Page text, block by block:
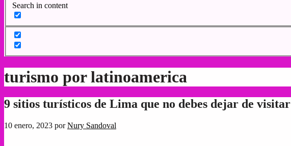
Search in content
turismo por latinoamerica
9 sitios turísticos de Lima que no debes dejar de visitar
10 enero, 2023 porNury Sandoval